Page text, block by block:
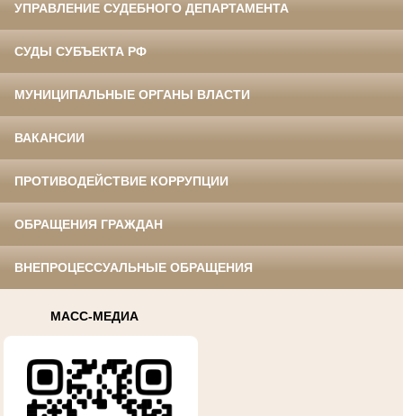
УПРАВЛЕНИЕ СУДЕБНОГО ДЕПАРТАМЕНТА
СУДЫ СУБЪЕКТА РФ
МУНИЦИПАЛЬНЫЕ ОРГАНЫ ВЛАСТИ
ВАКАНСИИ
ПРОТИВОДЕЙСТВИЕ КОРРУПЦИИ
ОБРАЩЕНИЯ ГРАЖДАН
ВНЕПРОЦЕССУАЛЬНЫЕ ОБРАЩЕНИЯ
МАСС-МЕДИА